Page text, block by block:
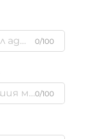
0/100
0/100